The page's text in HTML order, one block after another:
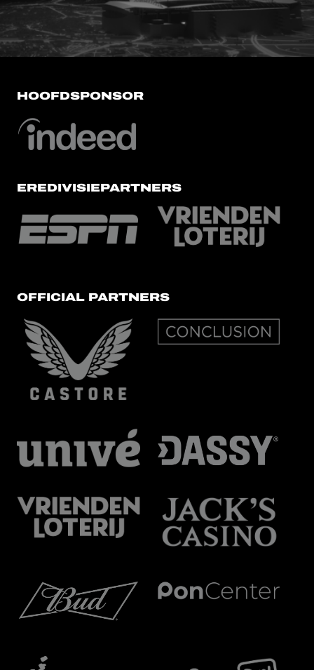
HOOFDSPONSOR
EREDIVISIEPARTNERS
OFFICIAL PARTNERS